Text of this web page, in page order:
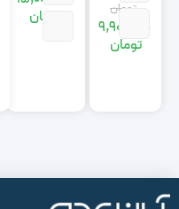
تومان
قیمت
اصلی:
9,900,000
تومان
قیمت
فعلی:
تومان